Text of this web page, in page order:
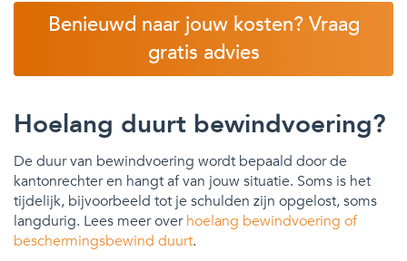
Benieuwd naar jouw kosten? Vraag
gratis advies
Hoelang duurt bewindvoering?
De duur van bewindvoering wordt bepaald door de
kantonrechter en hangt af van jouw situatie. Soms is het
tijdelijk, bijvoorbeeld tot je schulden zijn opgelost, soms
langdurig. Lees meer overhoelang bewindvoering of
beschermingsbewind duurt.